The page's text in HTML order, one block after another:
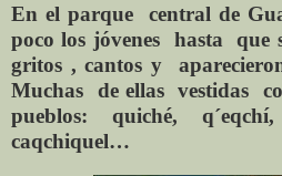
En el parque
central de
poco los jóvenes
hasta que
gritos , cantos y
Muchas
de ellas vestidas
pueblos: quiché, q´eqchí,
caqchiquel…